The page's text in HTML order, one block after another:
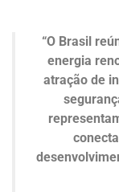
“O Brasil
energia
atração de